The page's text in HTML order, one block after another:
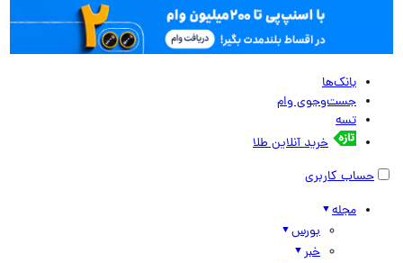
بانک‌ها
جست‌وجوی وام
تسه
خرید آنلاین طلا
حساب کاربری
مجله
بورس
خبر